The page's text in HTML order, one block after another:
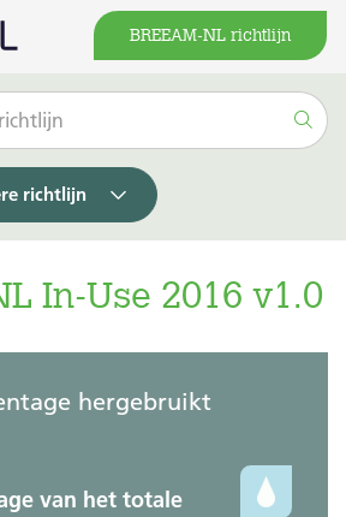
BREEAM-NL richtlijn
richtlijn
In-Use 2016 v1.0
hergebruikt
van het totale